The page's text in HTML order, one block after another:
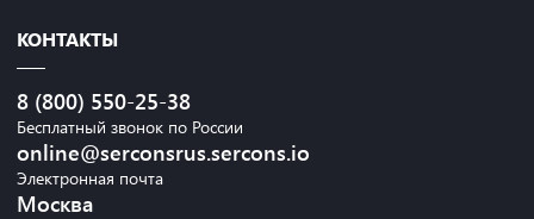
КОНТАКТЫ
8 (800) 550-25-38
Бесплатный звонок по России
online@serconsrus.sercons.io
Электронная почта
Москва